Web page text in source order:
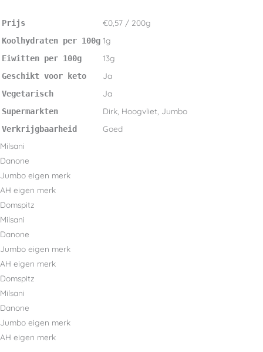
Prijs €0,57 / 200g
Koolhydraten per 100g 1g
Eiwitten per 100g 13g
Geschikt voor keto Ja
Vegetarisch Ja
Supermarkten Dirk, Hoogvliet, Jumbo
Verkrijgbaarheid
Goed
Milsani
Danone
Jumbo eigen merk
AH eigen merk
Domspitz
Milsani
Danone
Jumbo eigen merk
AH eigen merk
Domspitz
Milsani
Danone
Jumbo eigen merk
AH eigen merk